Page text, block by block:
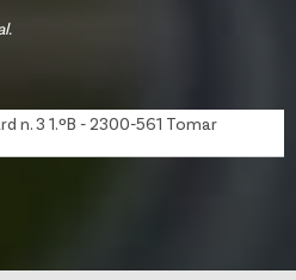
n. 3 1.ºB - 2300-561 Tomar